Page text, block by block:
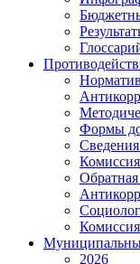
Формы
Сведения
2026